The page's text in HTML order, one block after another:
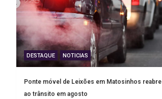
DESTAQUE NOTICIAS
Ponte móvel de Leixões em Matosinhos reabre
ao trânsito em agosto